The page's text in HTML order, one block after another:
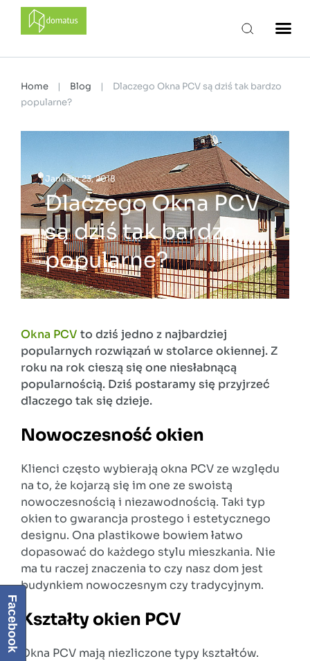
Home | Blog |
Dlaczego Okna PCV są dziś tak bardzo
popularne?
January 23, 2018
Dlaczego Okna PCV
są dziś tak bardzo
popularne?
Okna PCV to dziś jedno z najbardziej
popularnych rozwiązań w stolarce okiennej. Z
roku na rok cieszą się one niesłabnącą
popularnością. Dziś postaramy się przyjrzeć
dlaczego tak się dzieje.
Nowoczesność okien
Klienci często wybierają okna PCV ze względu
na to, że kojarzą się im one ze swoistą
nowoczesnością i niezawodnością. Taki typ
okien to gwarancja prostego i estetycznego
designu. Ona plastikowe bowiem łatwo
dopasować do każdego stylu mieszkania. Nie
ma tu raczej znaczenia to czy nasz dom jest
budynkiem nowoczesnym czy tradycyjnym.
Kształty okien PCV
Okna PCV mają niezliczone typy kształtów.
Facebook